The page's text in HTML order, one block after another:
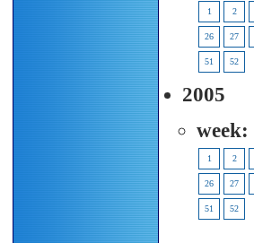
1 2
26 27
51 52
2005
week:
1 2
26 27
51 52